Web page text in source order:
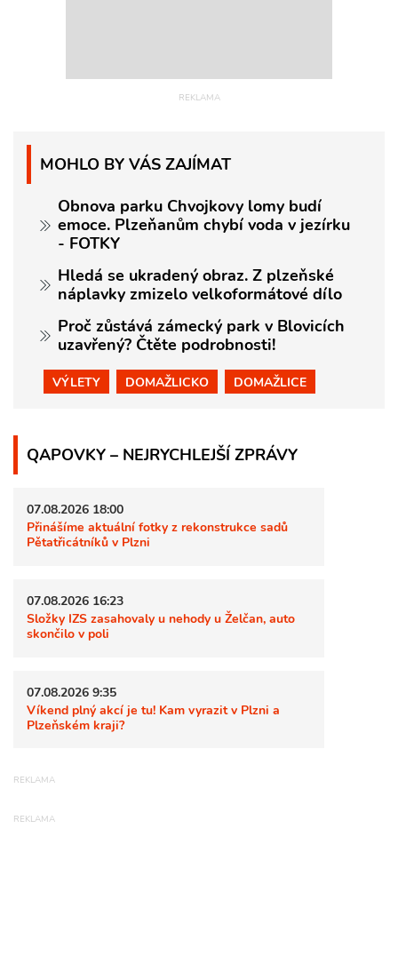
MOHLO BY VÁS ZAJÍMAT
Obnova parku Chvojkovy lomy budí
emoce. Plzeňanům chybí voda v jezírku
- FOTKY
Hledá se ukradený obraz. Z plzeňské
náplavky zmizelo velkoformátové dílo
Proč zůstává zámecký park v Blovicích
uzavřený? Čtěte podrobnosti!
VÝLETY DOMAŽLICKO DOMAŽLICE
QAPOVKY – NEJRYCHLEJŠÍ ZPRÁVY
07.08.2026 18:00
Přinášíme aktuální fotky z rekonstrukce sadů
Pětatřicátníků v Plzni
07.08.2026 16:23
Složky IZS zasahovaly u nehody u Želčan, auto
skončilo v poli
07.08.2026 9:35
Víkend plný akcí je tu! Kam vyrazit v Plzni a
Plzeňském kraji?